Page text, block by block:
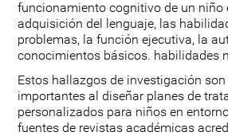
funcionamiento cognitivo de un niño
adquisición del lenguaje, las
problemas, la función ejecutiva, la
conocimientos básicos. habilidades
Estos hallazgos de investigación
importantes al diseñar planes de
personalizados para niños en
fuentes de revistas académicas